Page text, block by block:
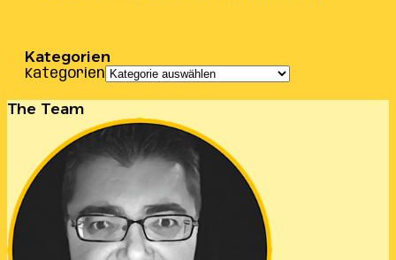
Kategorien
Kategorien
The Team